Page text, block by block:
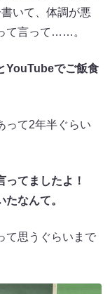
いて、体調が悪
て言って……。
でご飯食
って2年半ぐらい
ってましたよ！
なんて。
て思うぐらいまで